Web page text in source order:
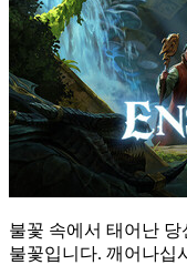
불꽃 속에서 태어난
불꽃입니다. 깨어나십